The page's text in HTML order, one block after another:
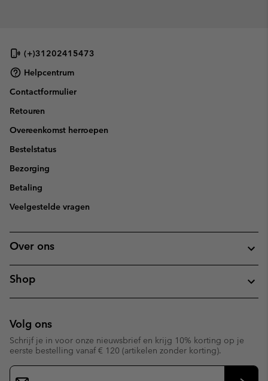
(+)31202415473
Helpcentrum
Contactformulier
Retouren
Overeenkomst herroepen
Bestelstatus
Bezorging
Betaling
Veelgestelde vragen
Over ons
Shop
Volg ons
Schrijf je in voor onze nieuwsbrief en krijg 10% korting op je
eerste bestelling vanaf € 120 (artikelen zonder korting).
Aanmelden